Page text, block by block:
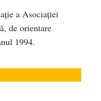
a Asociaţiei
de orientare
1994.